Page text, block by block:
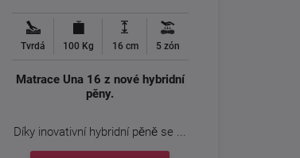
Tvrdá 100 Kg 16 cm 5 zón
Matrace Una 16 z nové hybridní
pěny.
Díky inovativní hybridní pěně se ...